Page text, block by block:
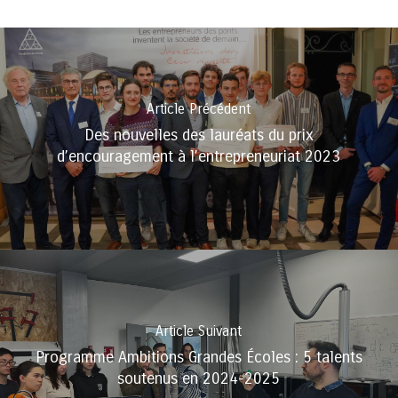
Article Précédent
Des nouvelles des lauréats du prix
d’encouragement à l’entrepreneuriat 2023
Article Suivant
Programme Ambitions Grandes Écoles : 5 talents
soutenus en 2024-2025